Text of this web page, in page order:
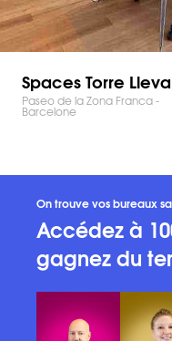
Spaces Torre
Paseo de la Zona Franca -
Barcelone
On trouve vos bureaux
Accédez à
gagnez du